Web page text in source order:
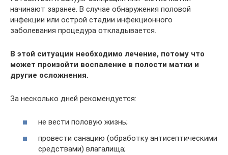
начинают заранее. В случае обнаружения половой
инфекции или острой стадии инфекционного
заболевания процедура откладывается.
В этой ситуации необходимо лечение, потому что
может произойти воспаление в полости матки и
другие осложнения.
За несколько дней рекомендуется:
не вести половую жизнь;
провести санацию (обработку антисептическими
средствами) влагалища;